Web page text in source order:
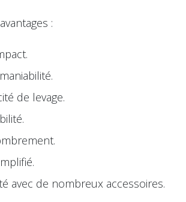
:
de levage.
avec de nombreux accessoires.